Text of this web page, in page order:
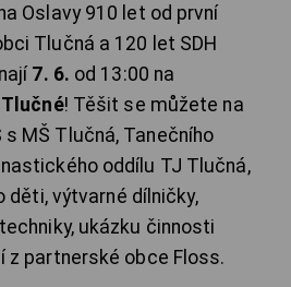
Oslavy 910 let od první
Tlučná a 120 let SDH
7. 6. od 13:00 na
! Těšit se můžete na
MŠ Tlučná, Tanečního
oddílu TJ Tlučná,
děti, výtvarné dílničky,
ukázku činnosti
z partnerské obce Floss.